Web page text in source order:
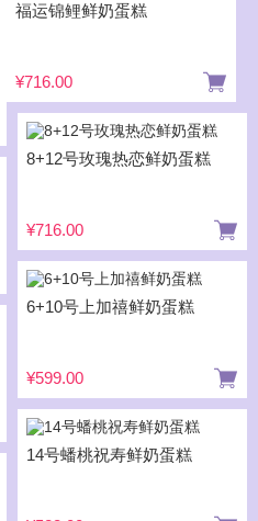
福运锦鲤鲜奶蛋糕
¥716.00
8+12号玫瑰热恋鲜奶蛋糕
¥716.00
6+10号上加禧鲜奶蛋糕
¥599.00
14号蟠桃祝寿鲜奶蛋糕